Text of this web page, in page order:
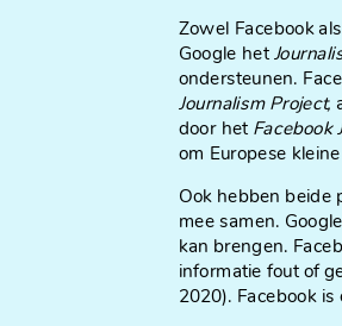
Zowel Facebook
Google het
ondersteunen.
Journalism Project,
door het Facebook
om Europese
Ook hebben beide
mee samen.
kan brengen.
informatie fout of
2020). Facebook